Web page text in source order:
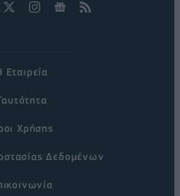
Εταιρεία
Χρήσης
Δεδομένων